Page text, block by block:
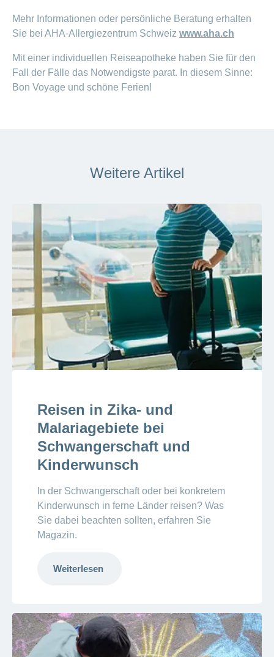
Mehr Informationen oder persönliche Beratung erhalten
Sie bei AHA-Allergiezentrum Schweiz www.aha.ch
Mit einer individuellen Reiseapotheke haben Sie für den
Fall der Fälle das Notwendigste parat. In diesem Sinne:
Bon Voyage und schöne Ferien!
Weitere Artikel
Reisen in Zika- und
Malariagebiete bei
Schwangerschaft und
Kinderwunsch
In der Schwangerschaft oder bei konkretem
Kinderwunsch in ferne Länder reisen? Was
Sie dabei beachten sollten, erfahren Sie
Magazin.
Weiterlesen